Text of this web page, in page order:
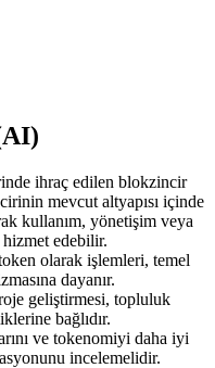
ihraç edilen blokzincir
mevcut altyapısı içinde
kullanım, yönetişim veya
hizmet edebilir.
olarak işlemleri, temel
dayanır.
geliştirmesi, topluluk
bağlıdır.
ve tokenomiyi daha iyi
incelemelidir.